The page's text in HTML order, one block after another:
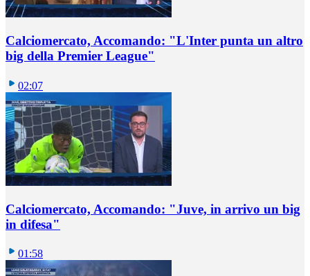
Calciomercato, Accomando: "L'Inter punta un altro
big della Premier League"
02:07
Calciomercato, Accomando: "Juve, in arrivo un big
in difesa"
01:58